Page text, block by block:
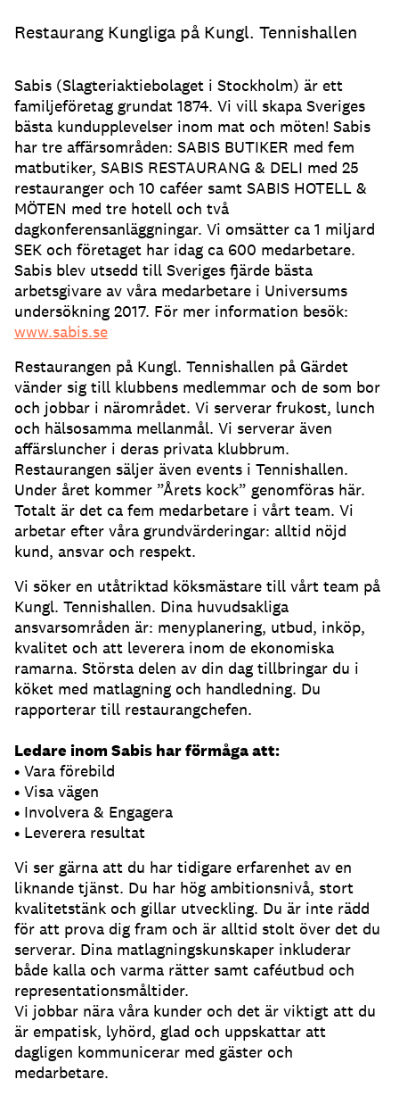
Restaurang Kungliga på Kungl. Tennishallen
Sabis (Slagteriaktiebolaget i Stockholm) är ett
familjeföretag grundat 1874. Vi vill skapa Sveriges
bästa kundupplevelser inom mat och möten! Sabis
har tre affärsområden: SABIS BUTIKER med fem
matbutiker, SABIS RESTAURANG & DELI med 25
restauranger och 10 caféer samt SABIS HOTELL &
MÖTEN med tre hotell och två
dagkonferensanläggningar. Vi omsätter ca 1 miljard
SEK och företaget har idag ca 600 medarbetare.
Sabis blev utsedd till Sveriges fjärde bästa
arbetsgivare av våra medarbetare i Universums
undersökning 2017. För mer information besök:
www.sabis.se
Restaurangen på Kungl. Tennishallen på Gärdet
vänder sig till klubbens medlemmar och de som bor
och jobbar i närområdet. Vi serverar frukost, lunch
och hälsosamma mellanmål. Vi serverar även
affärsluncher i deras privata klubbrum.
Restaurangen säljer även events i Tennishallen.
Under året kommer ”Årets kock” genomföras här.
Totalt är det ca fem medarbetare i vårt team. Vi
arbetar efter våra grundvärderingar: alltid nöjd
kund, ansvar och respekt.
Vi söker en utåtriktad köksmästare till vårt team på
Kungl. Tennishallen. Dina huvudsakliga
ansvarsområden är: menyplanering, utbud, inköp,
kvalitet och att leverera inom de ekonomiska
ramarna. Största delen av din dag tillbringar du i
köket med matlagning och handledning. Du
rapporterar till restaurangchefen.
Ledare inom Sabis har förmåga att:
• Vara förebild
• Visa vägen
• Involvera & Engagera
• Leverera resultat
Vi ser gärna att du har tidigare erfarenhet av en
liknande tjänst. Du har hög ambitionsnivå, stort
kvalitetstänk och gillar utveckling. Du är inte rädd
för att prova dig fram och är alltid stolt över det du
serverar. Dina matlagningskunskaper inkluderar
både kalla och varma rätter samt caféutbud och
representationsmåltider.
Vi jobbar nära våra kunder och det är viktigt att du
är empatisk, lyhörd, glad och uppskattar att
dagligen kommunicerar med gäster och
medarbetare.